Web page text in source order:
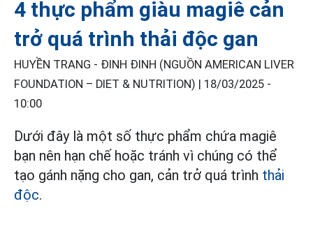
4 thực phẩm giàu magiê cản
trở quá trình thải độc gan
HUYỀN TRANG - ĐINH ĐINH (NGUỒN AMERICAN LIVER
FOUNDATION – DIET & NUTRITION) | 18/03/2025 -
10:00
Dưới đây là một số thực phẩm chứa magiê
bạn nên hạn chế hoặc tránh vì chúng có thể
tạo gánh nặng cho gan, cản trở quá trình thải
độc.